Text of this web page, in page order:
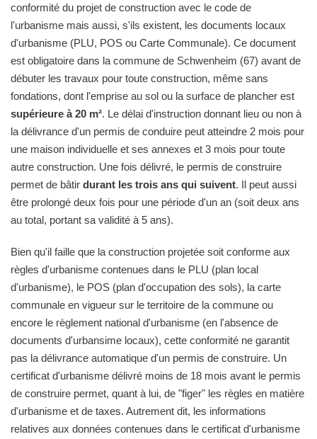
conformité du projet de construction avec le code de
l'urbanisme mais aussi, s'ils existent, les documents locaux
d'urbanisme (PLU, POS ou Carte Communale). Ce document
est obligatoire dans la commune de Schwenheim (67) avant de
débuter les travaux pour toute construction, même sans
fondations, dont l'emprise au sol ou la surface de plancher est
supérieure à 20 m². Le délai d'instruction donnant lieu ou non à
la délivrance d'un permis de conduire peut atteindre 2 mois pour
une maison individuelle et ses annexes et 3 mois pour toute
autre construction. Une fois délivré, le permis de construire
permet de bâtir durant les trois ans qui suivent. Il peut aussi
être prolongé deux fois pour une période d'un an (soit deux ans
au total, portant sa validité à 5 ans).
Bien qu'il faille que la construction projetée soit conforme aux
règles d'urbanisme contenues dans le PLU (plan local
d'urbanisme), le POS (plan d'occupation des sols), la carte
communale en vigueur sur le territoire de la commune ou
encore le règlement national d'urbanisme (en l'absence de
documents d'urbansime locaux), cette conformité ne garantit
pas la délivrance automatique d'un permis de construire. Un
certificat d'urbanisme délivré moins de 18 mois avant le permis
de construire permet, quant à lui, de "figer" les règles en matière
d'urbanisme et de taxes. Autrement dit, les informations
relatives aux données contenues dans le certificat d'urbanisme